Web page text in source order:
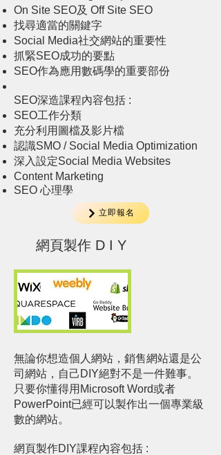
On Site SEO及 Off Site SEO
找尋適當的關鍵字
Social Media社交網站的重要性
抓緊SEO成功的要點
SEO作為應用數碼學的重要部份
SEO深造課程內容包括 :
SEO工作分類
充分利用圖檔及影片檔
認識SMO / Social Media Optimization
深入設定Social Media Websites
Content Marketing
SEO 心理學
立即報名
網頁製作 D I Y
無論你想造個人網站，銷售網站還是公
司網站，自己DIY絕對不是一件難事。
只要你懂得用Microsoft Word或者
PowerPoint已經可以製作出一個專業級
數的網站。
網頁製作DIY課程內容包括 :